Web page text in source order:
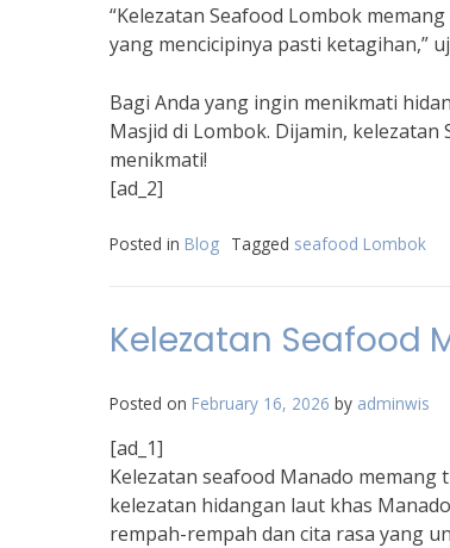
“Kelezatan Seafood Lombok
yang mencicipinya pasti ketagihan,”
Bagi Anda yang ingin menikmati
Masjid di Lombok. Dijamin,
menikmati!
[ad_2]
Posted in Blog Tagged seafood Lombok
Kelezatan Seafood
Posted on February 16, 2026 by adminwis
[ad_1]
Kelezatan seafood Manado
kelezatan hidangan laut khas
rempah-rempah dan cita rasa yang